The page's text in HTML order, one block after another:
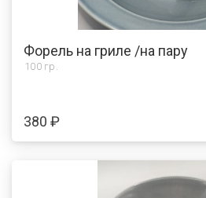
Форель на гриле /на пару
100 гр.
380 ₽